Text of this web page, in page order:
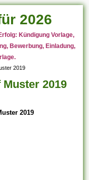
2026
Kündigung Vorlage,
Bewerbung, Einladung,
2019
2019
2019